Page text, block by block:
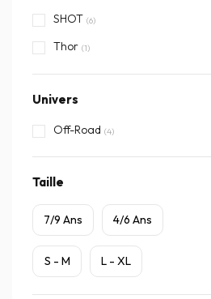
SHOT (6)
Thor (1)
Univers
Off-Road (4)
Taille
7/9 Ans 4/6 Ans
S - M L - XL